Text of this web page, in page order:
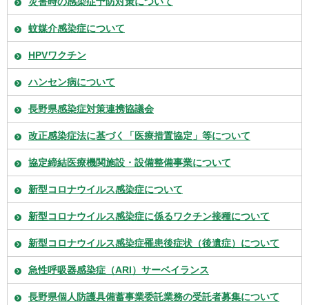
蚊媒介感染症について
HPVワクチン
ハンセン病について
長野県感染症対策連携協議会
改正感染症法に基づく「医療措置協定」等について
協定締結医療機関施設・設備整備事業について
新型コロナウイルス感染症について
新型コロナウイルス感染症に係るワクチン接種について
新型コロナウイルス感染症罹患後症状（後遺症）について
急性呼吸器感染症（ARI）サーベイランス
長野県個人防護具備蓄事業委託業務の受託者募集について